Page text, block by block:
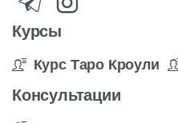
Курсы
Курс Таро Кроули
Консультации